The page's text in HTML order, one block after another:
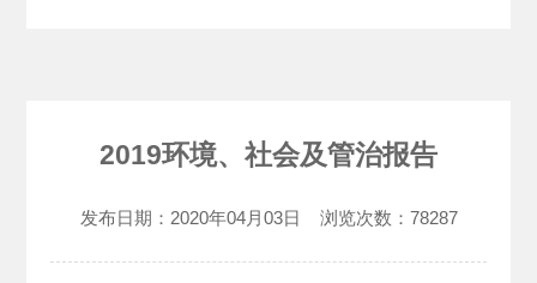
2019环境、社会及管治报告
发布日期： 2020年04月03日 浏览次数： 78287